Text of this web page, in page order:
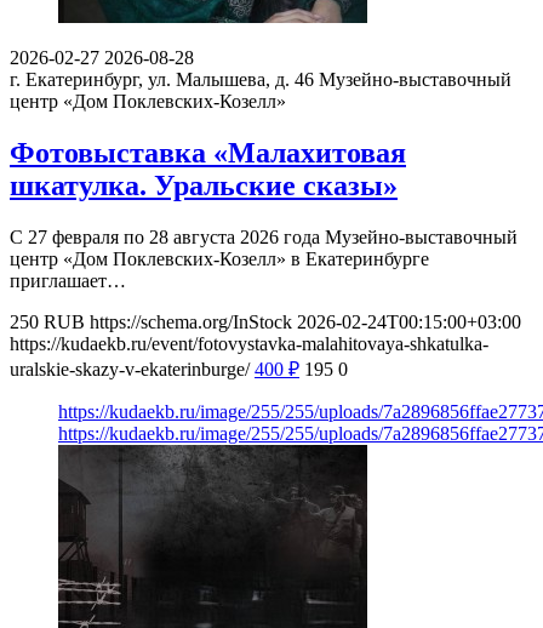
2026-02-27 2026-08-28
г. Екатеринбург, ул. Малышева, д. 46 Музейно-выставочный
центр «Дом Поклевских-Козелл»
Фотовыставка «Малахитовая
шкатулка. Уральские сказы»
С 27 февраля по 28 августа 2026 года Музейно-выставочный
центр «Дом Поклевских-Козелл» в Екатеринбурге
приглашает…
250 RUB https://schema.org/InStock 2026-02-24T00:15:00+03:00
https://kudaekb.ru/event/fotovystavka-malahitovaya-shkatulka-
uralskie-skazy-v-ekaterinburge/ 400 ₽ 195 0
https://kudaekb.ru/image/255/255/uploads/
https://kudaekb.ru/image/255/255/uploads/